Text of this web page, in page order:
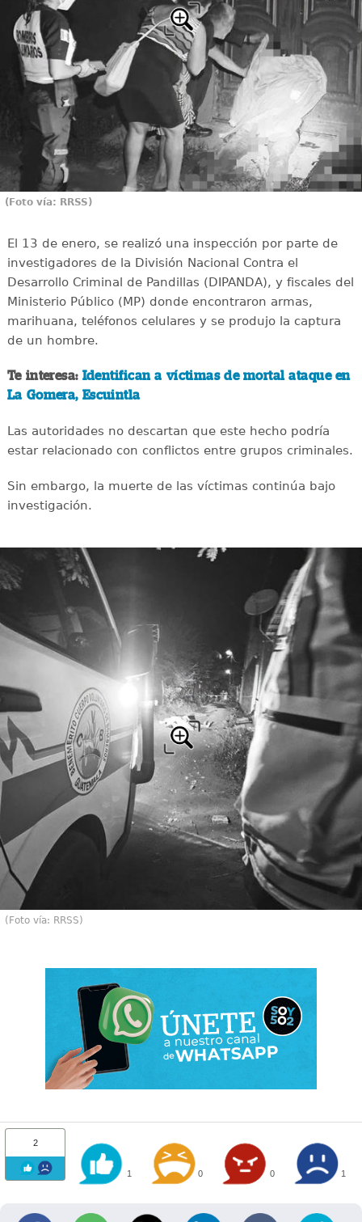
(Foto vía: RRSS)
El 13 de enero, se realizó una inspección por parte de
investigadores de la División Nacional Contra el
Desarrollo Criminal de Pandillas (DIPANDA), y fiscales del
Ministerio Público (MP) donde encontraron armas,
marihuana, teléfonos celulares y se produjo la captura
de un hombre.
Te interesa: Identifican a víctimas de mortal ataque en
La Gomera, Escuintla
Las autoridades no descartan que este hecho podría
estar relacionado con conflictos entre grupos criminales.
Sin embargo, la muerte de las víctimas continúa bajo
investigación.
(Foto vía: RRSS)
2
1 0 0 1